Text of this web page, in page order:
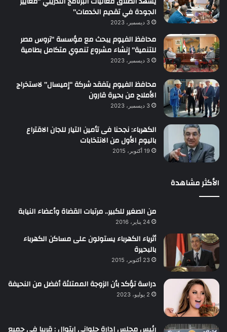
الجودة في تقديم الخدمات”
3 ديسمبر، 2023
محافظ الفيوم يبحث مع مؤسسة “تروس مصر
للتنمية” إنشاء مشروع تنموي متكامل بطامية
3 ديسمبر، 2023
محافظ الفيوم يتفقد شركة “إميسال” لاستخراج
الأملاح من بحيرة قارون
3 ديسمبر، 2023
الكهرباء: نجحنا فى تأمين التيار للجان الاقتراع
باليوم الأول من الانتخابات
19 أكتوبر، 2015
الأكثر مشاهدة
من الصغير للكبير.. مرتبات القضاة وأعضاء النيابة
24 يناير، 2016
أثرياء الكهرباء يستولون على مساكن الكهرباء
بالبحيرة
23 أكتوبر، 2015
دراسة تؤكد بأن الزوجة الممتلئة أفضل من النحيفة
2 يوليو، 2023